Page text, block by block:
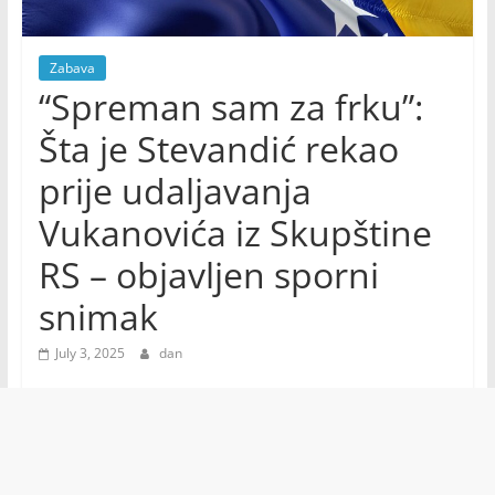
Zabava
“Spreman sam za frku”:
Šta je Stevandić rekao
prije udaljavanja
Vukanovića iz Skupštine
RS – objavljen sporni
snimak
July 3, 2025 dan